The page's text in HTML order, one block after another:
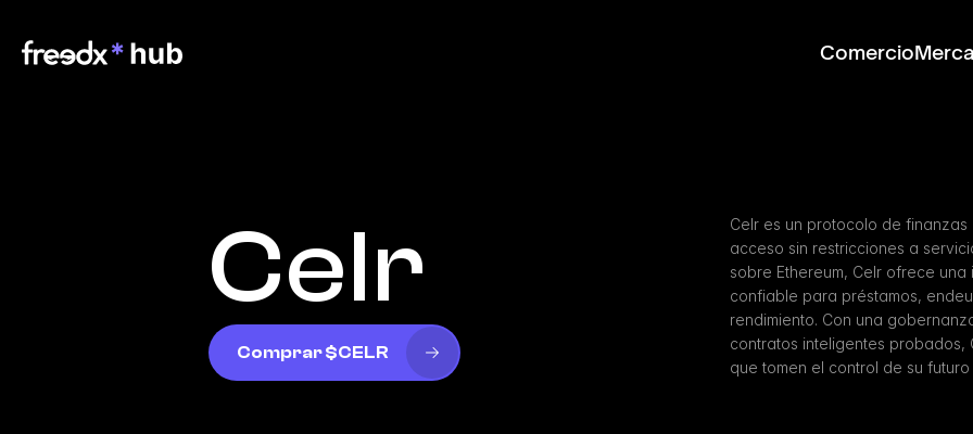
Comercio
Celr
Comprar $CELR
Celr es un protocolo de
acceso sin restricciones a
sobre Ethereum, Celr ofrece
confiable para préstamos,
rendimiento. Con una
contratos inteligentes
que tomen el control de su